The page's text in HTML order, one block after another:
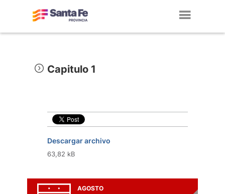
Capitulo 1
Descargar archivo
63,82 kB
AGOSTO